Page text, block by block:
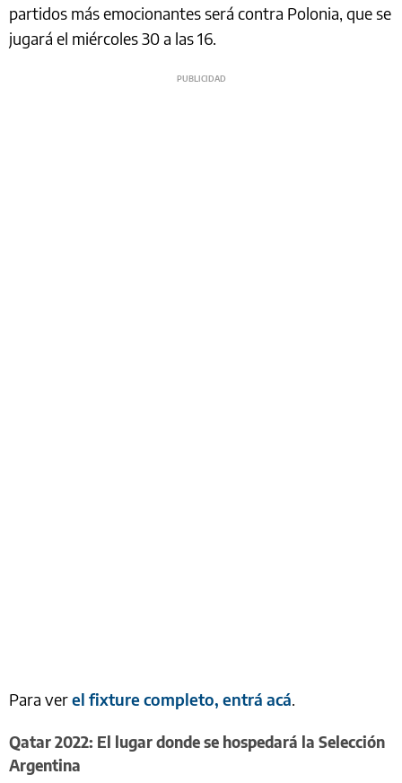
partidos más emocionantes será contra Polonia, que se
jugará el miércoles 30 a las 16.
Para verel fixture completo, entrá acá.
Qatar 2022: El lugar donde se hospedará la Selección
Argentina